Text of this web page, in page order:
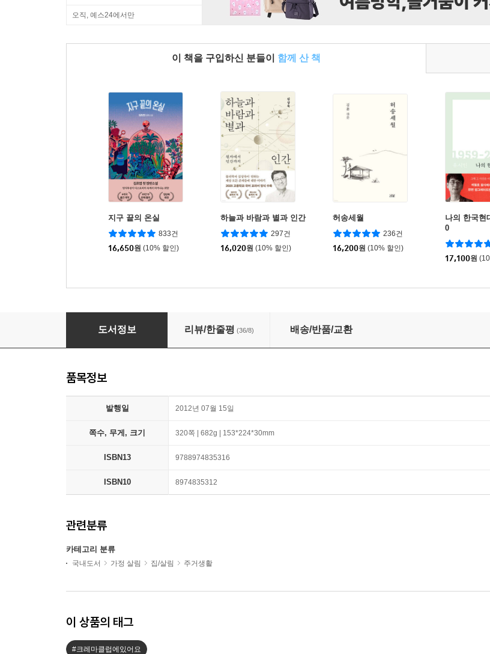
오직, 예스24에서만
이 책을 구입하신 분들이 함께 산 책
지구 끝의 온실
833건
16,650원 (10% 할인)
하늘과 바람과 별과 인간
297건
16,020원 (10% 할인)
허송세월
236건
16,200원 (10% 할인)
나의 한국현
0
17,100원
제가 살고 싶은 집은
도서정보 리뷰/한줄평 (36/8) 배송/반품/교환
품목정보
발행일 2012년 07월 15일
쪽수, 무게, 크기 320쪽 | 682g | 153*224*30mm
ISBN13 9788974835316
ISBN10 8974835312
관련분류
카테고리 분류
국내도서 가정 살림 집/살림 주거생활
이 상품의 태그
#크레마클럽에있어요